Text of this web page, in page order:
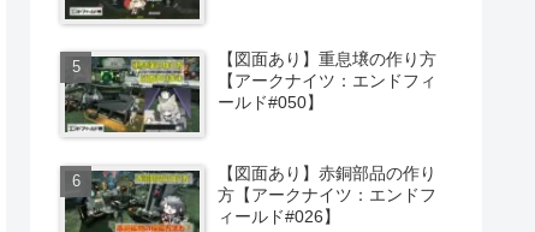
【図面あり】重息壌の作り方
【アークナイツ：エンドフィ
ールド#050】
【図面あり】赤銅部品の作り
方【アークナイツ：エンドフ
ィールド#026】